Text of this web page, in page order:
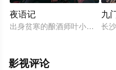
夜语记
出身贫寒的酿酒师叶小唯遭遇
九
长
影视评论